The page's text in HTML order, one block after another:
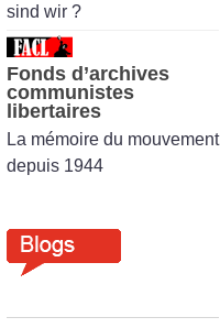
sind wir ?
Fonds d’archives
communistes
libertaires
La mémoire du mouvement
depuis 1944